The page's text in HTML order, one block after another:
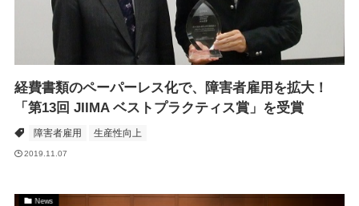
経費書類のペーパーレス化で、障害者雇用を拡大！
「第13回 JIIMA ベストプラクティス賞」を受賞
障害者雇用 生産性向上
2019.11.07
News